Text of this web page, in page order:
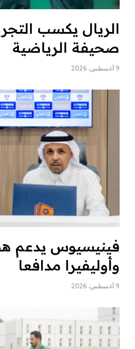
الريال يكسب
صحيفة الرياضية
9 أغسطس، 2026
فينيسيوس يدعم
وأوليفيرا مدافعا
9 أغسطس، 2026